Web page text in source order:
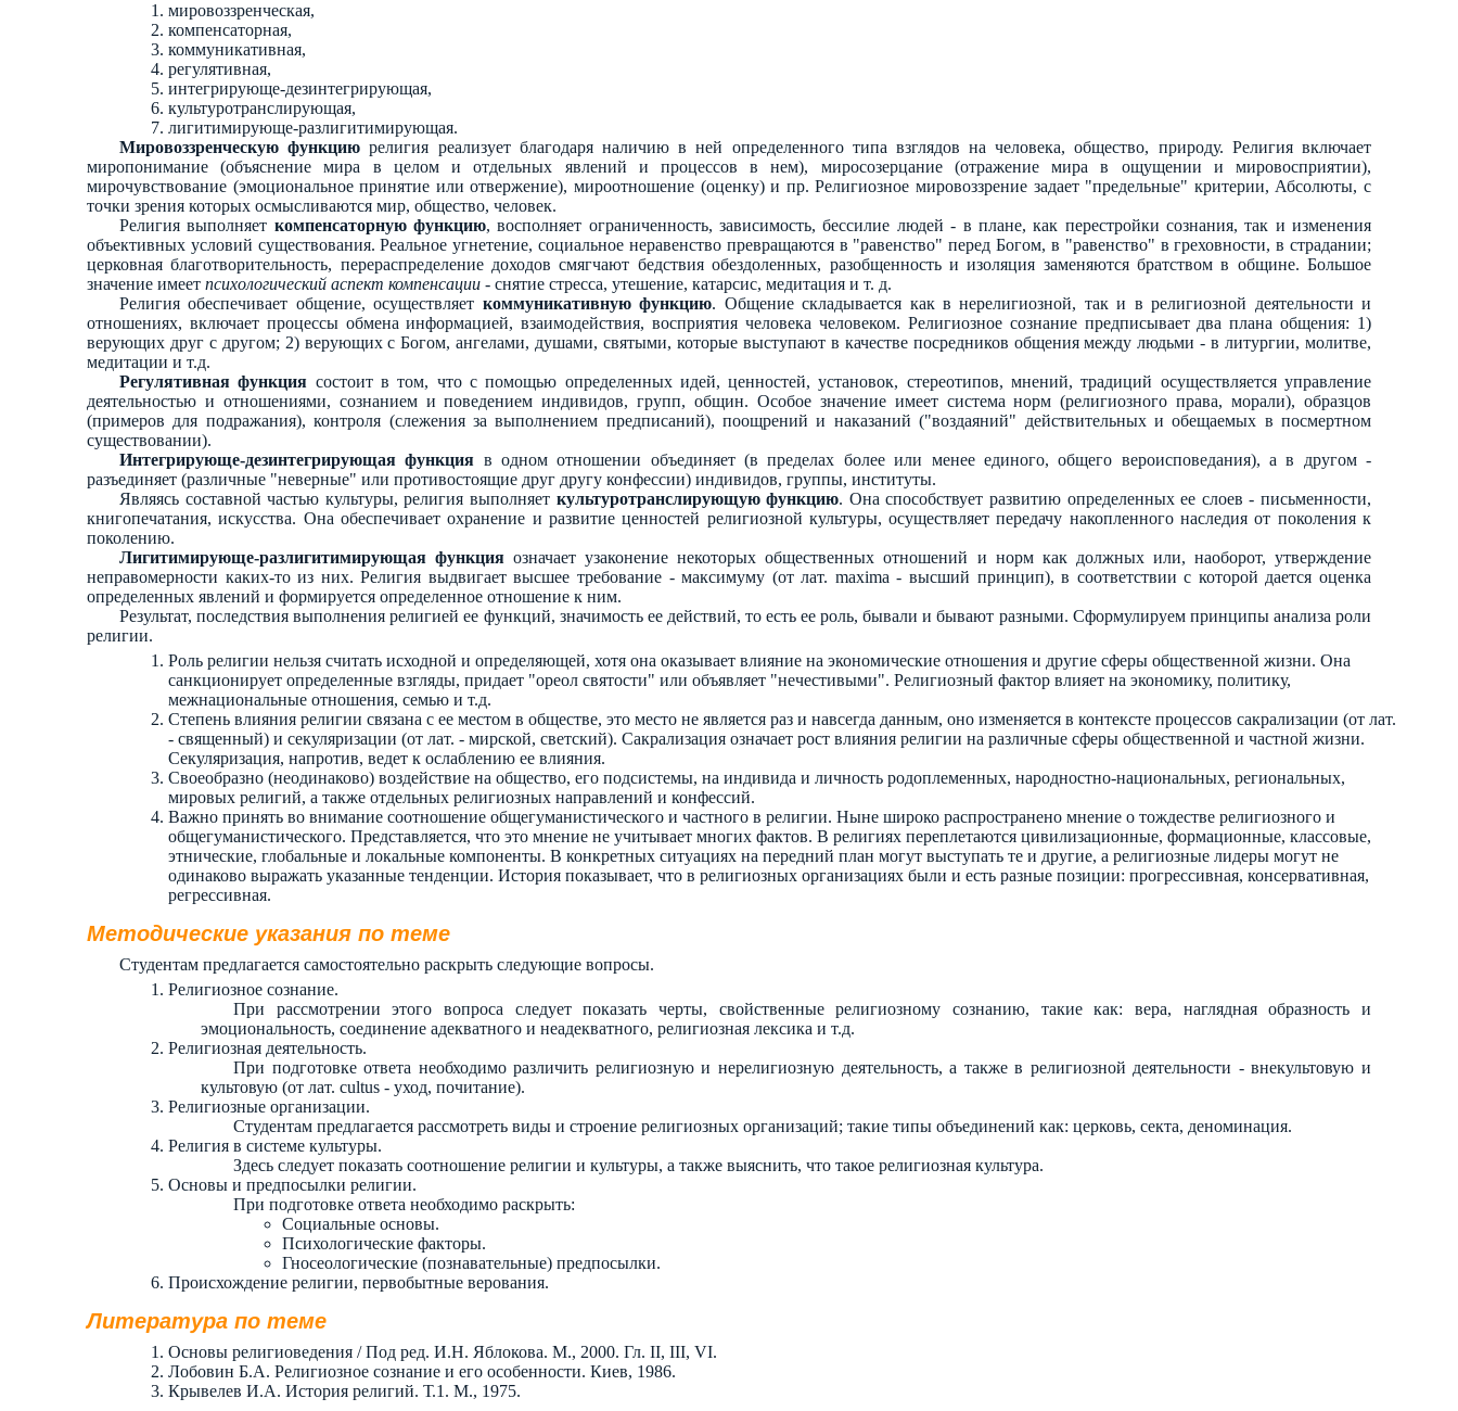
мировоззренческая,
компенсаторная,
коммуникативная,
регулятивная,
интегрирующе-дезинтегрирующая,
культуротранслирующая,
лигитимирующе-разлигитимирующая.
Мировоззренческую функцию религия реализует благодаря наличию в ней определенного типа взглядов на человека, общество, природу. Религия включает
миропонимание (объяснение мира в целом и отдельных явлений и процессов в нем), миросозерцание (отражение мира в ощущении и мировосприятии),
мирочувствование (эмоциональное принятие или отвержение), мироотношение (оценку) и пр. Религиозное мировоззрение задает "предельные" критерии, Абсолюты, с
точки зрения которых осмысливаются мир, общество, человек.
Религия выполняет компенсаторную функцию, восполняет ограниченность, зависимость, бессилие людей - в плане, как перестройки сознания, так и изменения
объективных условий существования. Реальное угнетение, социальное неравенство превращаются в "равенство" перед Богом, в "равенство" в греховности, в страдании;
церковная благотворительность, перераспределение доходов смягчают бедствия обездоленных, разобщенность и изоляция заменяются братством в общине. Большое
значение имеет психологический аспект компенсации - снятие стресса, утешение, катарсис, медитация и т. д.
Религия обеспечивает общение, осуществляет коммуникативную функцию. Общение складывается как в нерелигиозной, так и в религиозной деятельности и
отношениях, включает процессы обмена информацией, взаимодействия, восприятия человека человеком. Религиозное сознание предписывает два плана общения: 1)
верующих друг с другом; 2) верующих с Богом, ангелами, душами, святыми, которые выступают в качестве посредников общения между людьми - в литургии, молитве,
медитации и т.д.
Регулятивная функция состоит в том, что с помощью определенных идей, ценностей, установок, стереотипов, мнений, традиций осуществляется управление
деятельностью и отношениями, сознанием и поведением индивидов, групп, общин. Особое значение имеет система норм (религиозного права, морали), образцов
(примеров для подражания), контроля (слежения за выполнением предписаний), поощрений и наказаний ("воздаяний" действительных и обещаемых в посмертном
существовании).
Интегрирующе-дезинтегрирующая функция в одном отношении объединяет (в пределах более или менее единого, общего вероисповедания), а в другом -
разъединяет (различные "неверные" или противостоящие друг другу конфессии) индивидов, группы, институты.
Являясь составной частью культуры, религия выполняет культуротранслирующую функцию. Она способствует развитию определенных ее слоев - письменности,
книгопечатания, искусства. Она обеспечивает охранение и развитие ценностей религиозной культуры, осуществляет передачу накопленного наследия от поколения к
поколению.
Лигитимирующе-разлигитимирующая функция означает узаконение некоторых общественных отношений и норм как должных или, наоборот, утверждение
неправомерности каких-то из них. Религия выдвигает высшее требование - максимуму (от лат. maxima - высший принцип), в соответствии с которой дается оценка
определенных явлений и формируется определенное отношение к ним.
Результат, последствия выполнения религией ее функций, значимость ее действий, то есть ее роль, бывали и бывают разными. Сформулируем принципы анализа роли
религии.
Роль религии нельзя считать исходной и определяющей, хотя она оказывает влияние на экономические отношения и другие сферы общественной жизни. Она
санкционирует определенные взгляды, придает "ореол святости" или объявляет "нечестивыми". Религиозный фактор влияет на экономику, политику,
межнациональные отношения, семью и т.д.
Степень влияния религии связана с ее местом в обществе, это место не является раз и навсегда данным, оно изменяется в контексте процессов сакрализации (от лат.
- священный) и секуляризации (от лат. - мирской, светский). Сакрализация означает рост влияния религии на различные сферы общественной и частной жизни.
Секуляризация, напротив, ведет к ослаблению ее влияния.
Своеобразно (неодинаково) воздействие на общество, его подсистемы, на индивида и личность родоплеменных, народностно-национальных, региональных,
мировых религий, а также отдельных религиозных направлений и конфессий.
Важно принять во внимание соотношение общегуманистического и частного в религии. Ныне широко распространено мнение о тождестве религиозного и
общегуманистического. Представляется, что это мнение не учитывает многих фактов. В религиях переплетаются цивилизационные, формационные, классовые,
этнические, глобальные и локальные компоненты. В конкретных ситуациях на передний план могут выступать те и другие, а религиозные лидеры могут не
одинаково выражать указанные тенденции. История показывает, что в религиозных организациях были и есть разные позиции: прогрессивная, консервативная,
регрессивная.
Методические указания по теме
Студентам предлагается самостоятельно раскрыть следующие вопросы.
Религиозное сознание.
При рассмотрении этого вопроса следует показать черты, свойственные религиозному сознанию, такие как: вера, наглядная образность и
эмоциональность, соединение адекватного и неадекватного, религиозная лексика и т.д.
Религиозная деятельность.
При подготовке ответа необходимо различить религиозную и нерелигиозную деятельность, а также в религиозной деятельности - внекультовую и
культовую (от лат. cultus - уход, почитание).
Религиозные организации.
Студентам предлагается рассмотреть виды и строение религиозных организаций; такие типы объединений как: церковь, секта, деноминация.
Религия в системе культуры.
Здесь следует показать соотношение религии и культуры, а также выяснить, что такое религиозная культура.
Основы и предпосылки религии.
При подготовке ответа необходимо раскрыть:
Социальные основы.
Психологические факторы.
Гносеологические (познавательные) предпосылки.
Происхождение религии, первобытные верования.
Литература по теме
Основы религиоведения / Под ред. И.Н. Яблокова. М., 2000. Гл. II, III, VI.
Лобовин Б.А. Религиозное сознание и его особенности. Киев, 1986.
Крывелев И.А. История религий. Т.1. М., 1975.